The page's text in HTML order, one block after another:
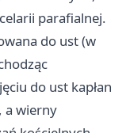
parafialnej.
do ust (w
do ust kapłan
a wierny